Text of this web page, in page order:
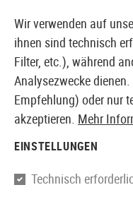
EUROPÄISCHER
Madbull
Wir verwenden auf
ihnen sind technisch
Filter, etc.), während
Analysezwecke
Empfehlung) oder nur
akzeptieren. Mehr
EINSTELLUNGEN
Technisch